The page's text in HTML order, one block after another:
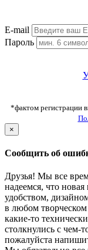
E-mail
Пароль
*фактом регистрации
×
Сообщить об
Друзья! Мы все
надеемся, что новая
удобством,
в любом творческом
какие-то
столкнулись с чем-
пожалуйста